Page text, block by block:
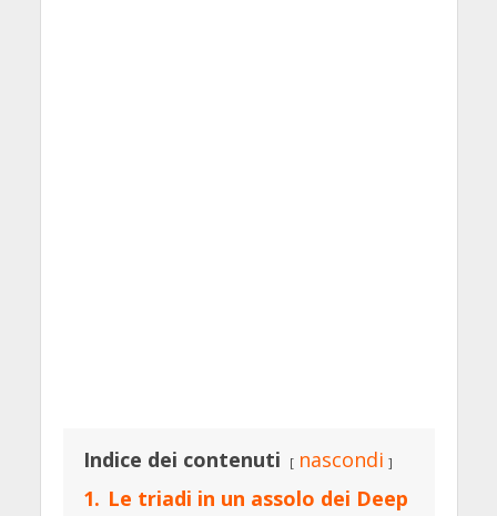
Indice dei contenuti
nascondi
1. Le triadi in un assolo dei Deep